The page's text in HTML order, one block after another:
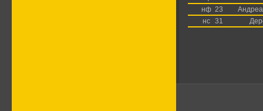
нф 23
нс 31